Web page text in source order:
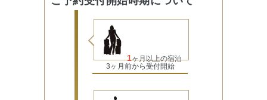
21,000/月
21,000/月
650 /日
19,500/月
1ヶ月以上の宿泊
3ヶ月前から受付開始